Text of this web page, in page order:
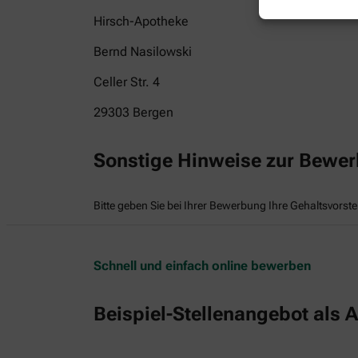
Hirsch-Apotheke
Bernd Nasilowski
Celler Str. 4
29303 Bergen
Sonstige Hinweise zur
Bitte geben Sie bei Ihrer Bewerbung Ihre
Schnell und einfach online bewerben
Beispiel-Stellenangebot als